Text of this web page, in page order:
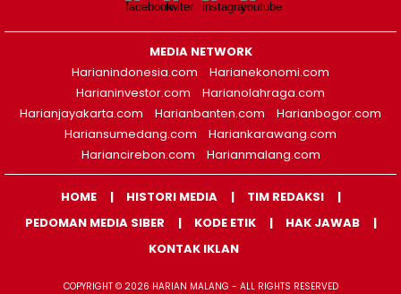
MEDIA NETWORK
Harianindonesia.com
Harianekonomi.com
Harianinvestor.com
Harianolahraga.com
Harianjayakarta.com
Harianbanten.com
Harianbogor.com
Hariansumedang.com
Hariankarawang.com
Hariancirebon.com
Harianmalang.com
HOME HISTORI MEDIA
TIM REDAKSI
PEDOMAN MEDIA SIBER
KODE ETIK
HAK JAWAB
KONTAK IKLAN
COPYRIGHT © 2026 HARIAN MALANG - ALL RIGHTS RESERVED